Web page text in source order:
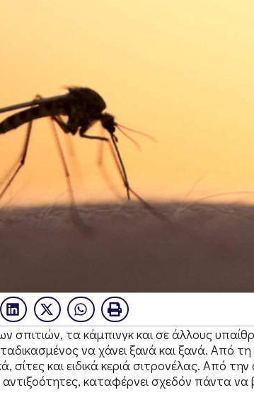
σπιτιών, τα κάμπινγκ και σε άλλους
να χάνει ξανά και ξανά. Από τη
σίτες και ειδικά κεριά σιτρονέλας. Από
καταφέρνει σχεδόν πάντα να